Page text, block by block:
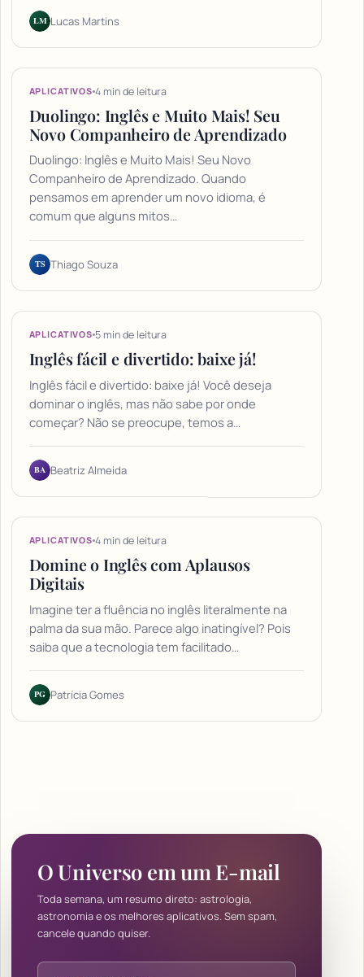
LM Lucas Martins
APLICATIVOS 4 min de leitura
Duolingo: Inglês e Muito Mais! Seu
Novo Companheiro de Aprendizado
Duolingo: Inglês e Muito Mais! Seu Novo
Companheiro de Aprendizado. Quando
pensamos em aprender um novo idioma, é
comum que alguns mitos…
TS Thiago Souza
APLICATIVOS 5 min de leitura
Inglês fácil e divertido: baixe já!
Inglês fácil e divertido: baixe já! Você deseja
dominar o inglês, mas não sabe por onde
começar? Não se preocupe, temos a…
BA Beatriz Almeida
APLICATIVOS 4 min de leitura
Domine o Inglês com Aplausos
Digitais
Imagine ter a fluência no inglês literalmente na
palma da sua mão. Parece algo inatingível? Pois
saiba que a tecnologia tem facilitado…
PG Patrícia Gomes
O Universo em um E-mail
Toda semana, um resumo direto: astrologia,
astronomia e os melhores aplicativos. Sem spam,
cancele quando quiser.
Endereço de e-mail